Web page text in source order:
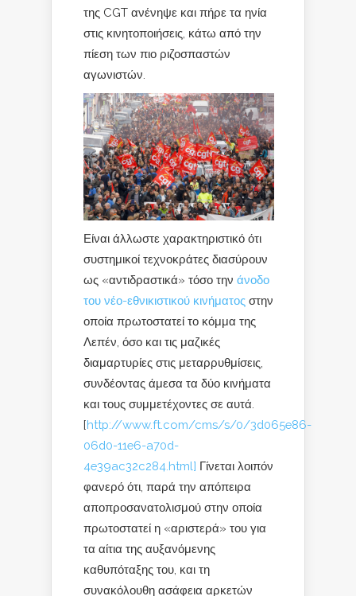
της CGT ανένηψε και πήρε τα ηνία
στις κινητοποιήσεις, κάτω από την
πίεση των πιο ριζοσπαστών
αγωνιστών.
Είναι άλλωστε χαρακτηριστικό ότι
συστημικοί τεχνοκράτες διασύρουν
ως «αντιδραστικά» τόσο την άνοδο
του νέο-εθνικιστικού κινήματος στην
οποία πρωτοστατεί το κόμμα της
Λεπέν, όσο και τις μαζικές
διαμαρτυρίες στις μεταρρυθμίσεις,
συνδέοντας άμεσα τα δύο κινήματα
και τους συμμετέχοντες σε αυτά.
[http://www.ft.com/cms/s/0/3d065e86-
06d0-11e6-a70d-
4e39ac32c284.html] Γίνεται λοιπόν
φανερό ότι, παρά την απόπειρα
αποπροσανατολισμού στην οποία
πρωτοστατεί η «αριστερά» του για
τα αίτια της αυξανόμενης
καθυπόταξης του, και τη
συνακόλουθη ασάφεια αρκετών